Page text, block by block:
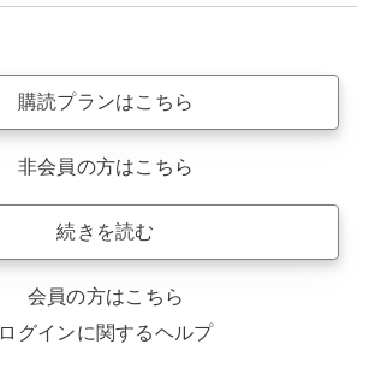
購読プランはこちら
非会員の方はこちら
続きを読む
会員の方はこちら
ログインに関するヘルプ